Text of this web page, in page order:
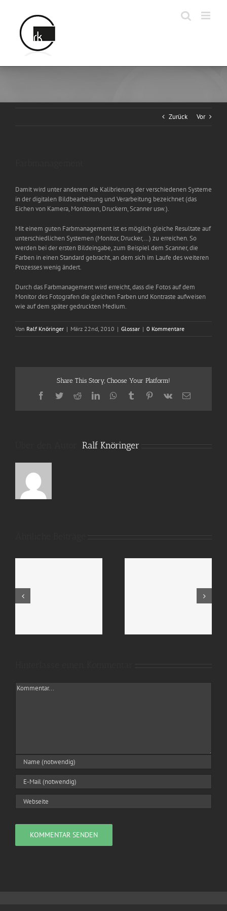
springen
Zurück Vor
Damit wird unter anderem die Kalibrierung der verschiedenen Systeme
in der digitalen Bildbearbeitung und Verarbeitung bezeichnet (das
Eichen von Kamera, Monitoren, Druckern, Scanner usw.).
Mit einem guten Farbmanagement ist es möglich gleiche Resultate auf
unterschiedlichen Systemen (Monitor, Drucker,…) zu erreichen. So
werden bei der ersten Bildeingabe, zum Beispiel dem Scanner, die
Farben in einen Standard gebracht, an dem sich im Laufe des weiteren
Prozesses wenig ändert.
Durch das Farbmanagement wird erreicht, dass die Fotos auf dem
Monitor des Fotografen die gleichen Farben und Kontraste aufweisen
wie auf dem später gedruckten Medium.
Von Ralf Knöringer | März 22nd, 2010 | Glossar | 0 Kommentare
Share This Story, Choose Your Platform!
Facebook
TwitterRedditLinkedInWhatsApp
TumblrPinterest
Vk
E-
Ralf Knöringer
Kommentar